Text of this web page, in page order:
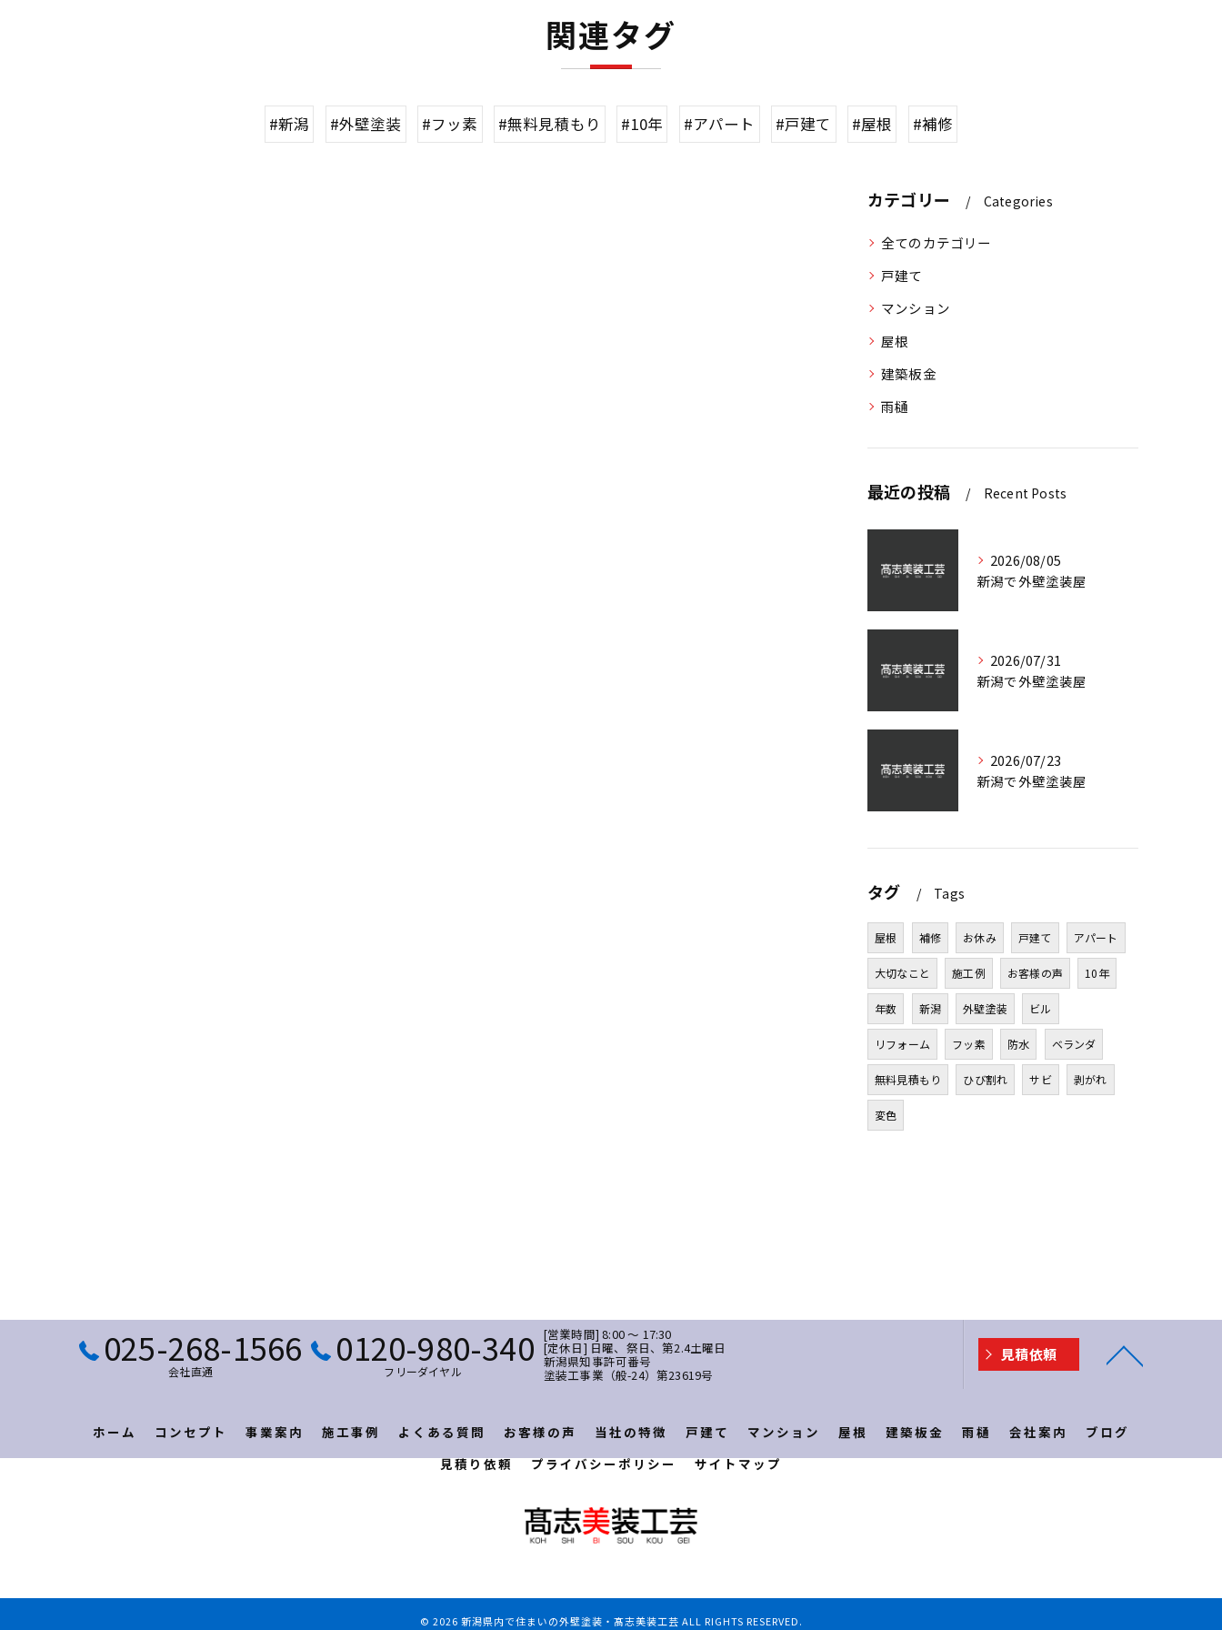
関連タグ
#新潟 #外壁塗装 #フッ素 #無料見積もり #10年 #アパート #戸建て #屋根 #補修
カテゴリー Categories
全てのカテゴリー
戸建て
マンション
屋根
建築板金
雨樋
最近の投稿 Recent Posts
2026/08/05
新潟で外壁塗装屋
2026/07/31
新潟で外壁塗装屋
2026/07/23
新潟で外壁塗装屋
タグ Tags
屋根 補修 お休み 戸建て アパート
大切なこと 施工例 お客様の声 10年
年数 新潟 外壁塗装 ビル
リフォーム フッ素 防水 ベランダ
無料見積もり ひび割れ サビ 剥がれ
変色
025-268-1566
会社直通
0120-980-340
フリーダイヤル
[営業時間] 8:00 〜 17:30
[定休日] 日曜、祭日、第2.4土曜日
新潟県知事許可番号
塗装工事業（般-24）第23619号
見積依頼
ホーム コンセプト 事業案内 施工事例 よくある質問 お客様の声 当社の特徴 戸建て マンション 屋根 建築板金 雨樋 会社案内
ブログ
見積り依頼
プライバシーポリシー サイトマップ
© 2026 新潟県内で住まいの外壁塗装・髙志美装工芸 ALL RIGHTS RESERVED.